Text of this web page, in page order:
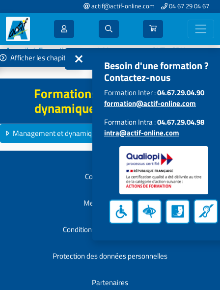
actif@actif-online.com 04 67 29 04 67
Accueil Formations 2022
Management - QVT - GRH
Management et dynamique d'équipe
Afficher les chapitres
Formations Management et
dynamique d'équipe - 2022
Management et dynamique d'équipe
Contactez-nous
Mentions légales
Conditions Générales de Vente
Protection des données personnelles
Partenaires
Besoin d'une formation ?
Contactez-nous
Formation Inter :04.67.29.04.90
formation@actif-online.com
Formation Intra :04.67.29.04.98
intra@actif-online.com